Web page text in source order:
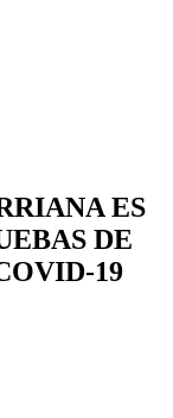
ES
DE
19